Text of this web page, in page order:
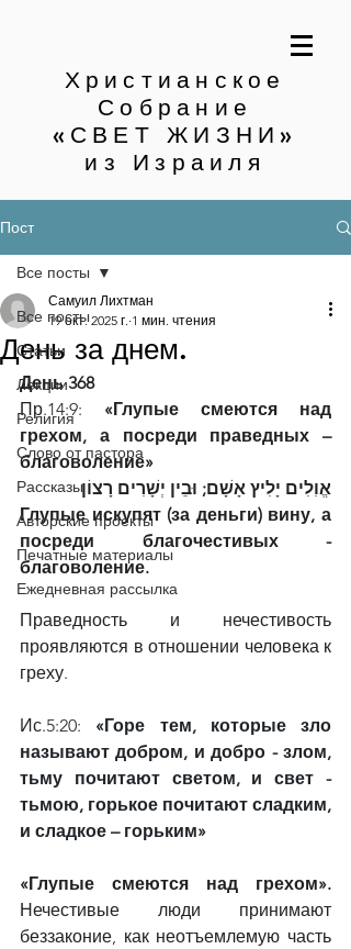
Христианское
Собрание
«СВЕТ ЖИЗНИ»
из Израиля
Пост
Все посты
Статьи
Лекции
Религия
Слово от пастора
Рассказы
Авторские проекты
Печатные материалы
Ежедневная рассылка
Все посты
День за днем.
Самуил Лихтман
19 окт. 2025 г. 1 мин. чтения
День 368
Пр.14:9: «Глупые смеются над
грехом, а посреди праведных –
благоволение»
אֱוִלִים יָלִיץ אָשָׁם; וּבֵין יְשָׁרִים רָצוֹן
Глупые искупят (за деньги) вину, а
посреди благочестивых -
благоволение.
Праведность и нечестивость
проявляются в отношении человека к
греху.
Ис.5:20: «Горе тем, которые зло
называют добром, и добро - злом,
тьму почитают светом, и свет -
тьмою, горькое почитают сладким,
и сладкое – горьким»
Нечестивые люди принимают
беззаконие, как неотъемлемую часть